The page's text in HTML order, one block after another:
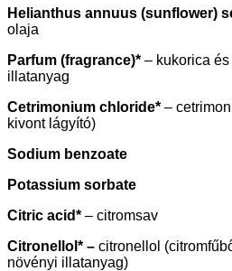
Helianthus annuus (sunflower)
olaja
Parfum (fragrance)* – kukorica
illatanyag
Cetrimonium chloride* –
kivont lágyító)
Sodium benzoate
Potassium sorbate
Citric acid* – citromsav
Citronellol* – citronellol
növényi illatanyag)